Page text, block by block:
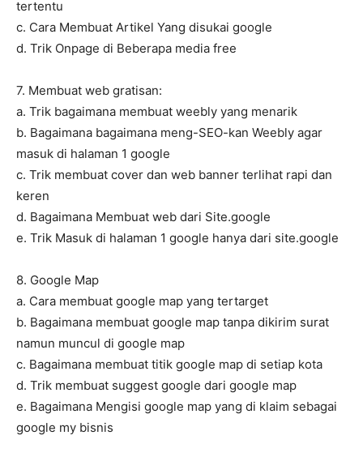
tertentu
c. Cara Membuat Artikel Yang disukai google
d. Trik Onpage di Beberapa media free
7. Membuat web gratisan:
a. Trik bagaimana membuat weebly yang menarik
b. Bagaimana bagaimana meng-SEO-kan Weebly agar
masuk di halaman 1 google
c. Trik membuat cover dan web banner terlihat rapi dan
keren
d. Bagaimana Membuat web dari Site.google
e. Trik Masuk di halaman 1 google hanya dari site.google
8. Google Map
a. Cara membuat google map yang tertarget
b. Bagaimana membuat google map tanpa dikirim surat
namun muncul di google map
c. Bagaimana membuat titik google map di setiap kota
d. Trik membuat suggest google dari google map
e. Bagaimana Mengisi google map yang di klaim sebagai
google my bisnis